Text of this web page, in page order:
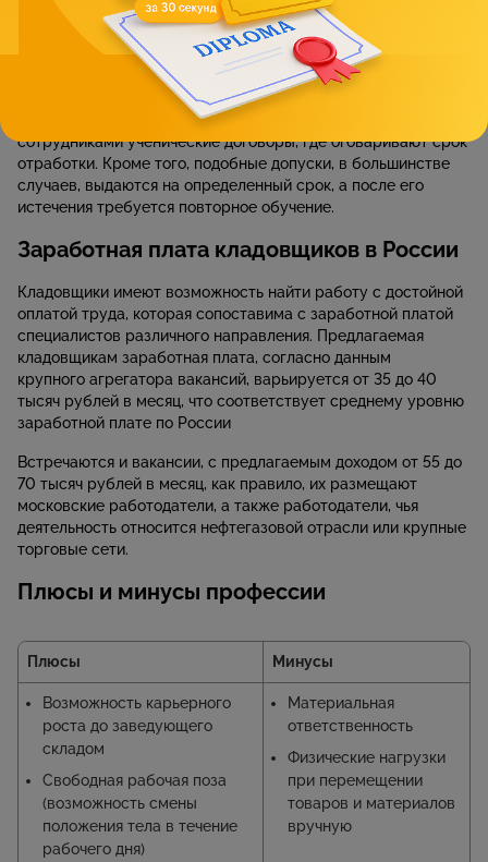
Приведенный перечень является примерным, так зависит от
условий труда конкретного работодателя и видов товарно-
материальных ценностей, которые будут находится на
хранении. Часто работодатели сами организуют
проведение требуемой подготовки, добросовестные —
проводят ее за свой счет, но иногда заключают с
сотрудниками ученические договоры, где оговаривают срок
отработки. Кроме того, подобные допуски, в большинстве
случаев, выдаются на определенный срок, а после его
истечения требуется повторное обучение.
Заработная плата кладовщиков в России
Кладовщики имеют возможность найти работу с достойной
оплатой труда, которая сопоставима с заработной платой
специалистов различного направления. Предлагаемая
кладовщикам заработная плата, согласно данным
крупного агрегатора вакансий, варьируется от 35 до 40
тысяч рублей в месяц, что соответствует среднему уровню
заработной плате по России
Встречаются и вакансии, с предлагаемым доходом от 55 до
70 тысяч рублей в месяц, как правило, их размещают
московские работодатели, а также работодатели, чья
деятельность относится нефтегазовой отрасли или крупные
торговые сети.
Плюсы и минусы профессии
Плюсы Минусы
Возможность карьерного
роста до заведующего
складом
Свободная рабочая поза
(возможность смены
положения тела в течение
рабочего дня)
Материальная
ответственность
Физические нагрузки
при перемещении
товаров и материалов
вручную